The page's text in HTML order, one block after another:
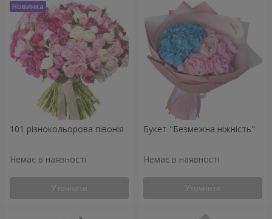
101 різнокольорова півонія
Немає в наявності
Уточнити
Букет "Безмежна ніжність"
Немає в наявності
Уточнити